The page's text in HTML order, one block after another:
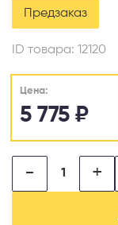
Предзаказ
ID товара: 12120
Цена:
5 775 ₽
- +